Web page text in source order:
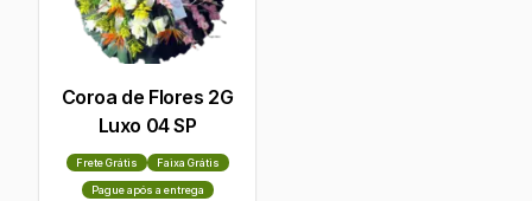
Coroa de Flores 2G
Luxo 04 SP
Frete Grátis Faixa Grátis
Pague após a entrega